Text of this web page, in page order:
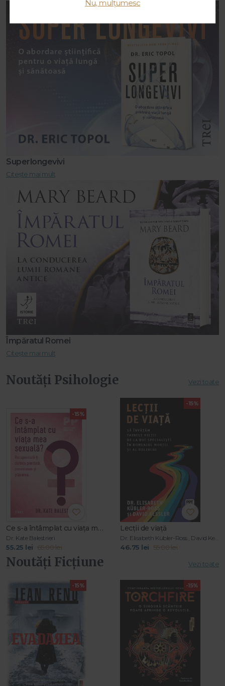
Superlongevivi
Citește mai mult
Împăratul Romei
Citește mai mult
Noutăți Psihologie Vezi toate
-15%
Ce s-a întâmplat cu viața mea sexuală?
Dr. Kate Balestrieri
55.25 lei 65.00 lei
-15%
Lecții de viață
Dr. Elisabeth Kübler-Ross , David Kessler
46.75 lei 55.00 lei
Noutăți Ficțiune Vezi toate
-15% -15%
Nu, mulțumesc